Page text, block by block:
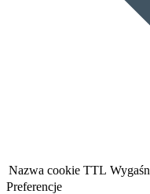
Nazwa cookie TTL
Preferencje